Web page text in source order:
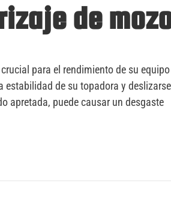
de
para el rendimiento de su
de su topadora y
apretada, puede causar un desgaste